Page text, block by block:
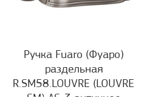
Ручка Fuaro (Фуаро)
раздельная
R.SM58.LOUVRE (LOUVRE
SM) AS-3 античное